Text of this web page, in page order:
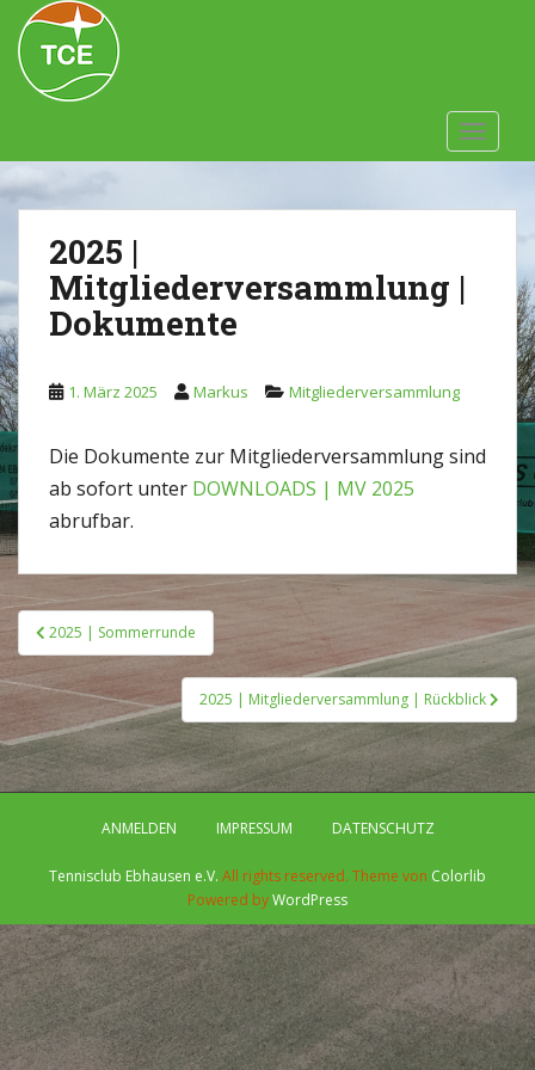
Skip to main content
2025 |
Mitgliederversammlung |
Dokumente
1. März 2025 Markus Mitgliederversammlung
Die Dokumente zur Mitgliederversammlung sind
ab sofort unter DOWNLOADS | MV 2025
abrufbar.
Beitragsnavigation
2025 | Sommerrunde
2025 | Mitgliederversammlung | Rückblick
ANMELDEN IMPRESSUM DATENSCHUTZ
Tennisclub Ebhausen e.V. All rights reserved. Theme von Colorlib
Powered byWordPress